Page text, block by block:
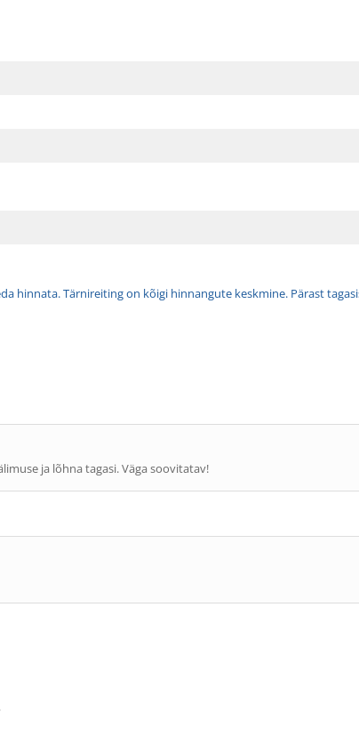
hinnata. Tärnireiting on kõigi hinnangute keskmine. Pärast
ja lõhna tagasi. Väga soovitatav!